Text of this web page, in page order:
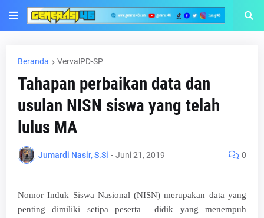
Beranda VervalPD-SP
Tahapan perbaikan data dan
usulan NISN siswa yang telah
lulus MA
Jumardi Nasir, S.Si - Juni 21, 2019 0
Nomor Induk Siswa Nasional (NISN) merupakan data yang
penting dimiliki setipa peserta didik yang menempuh